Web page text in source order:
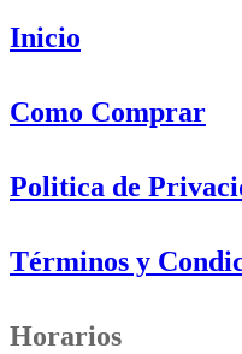
Inicio
Como Comprar
Politica de
Términos y
Horarios